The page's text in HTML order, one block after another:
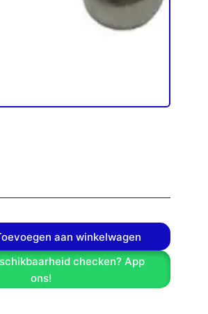
aan winkelwagen
checken? App
ons!